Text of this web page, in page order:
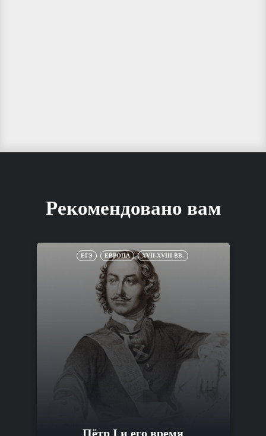
Рекомендовано вам
ЕГЭ ЕВРОПА XVII-XVIII ВВ.
Пётр I и его время